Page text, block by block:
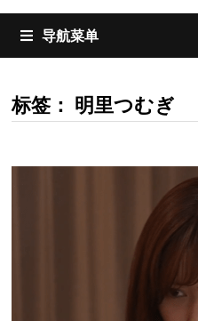
导航菜单
标签： 明里つむぎ